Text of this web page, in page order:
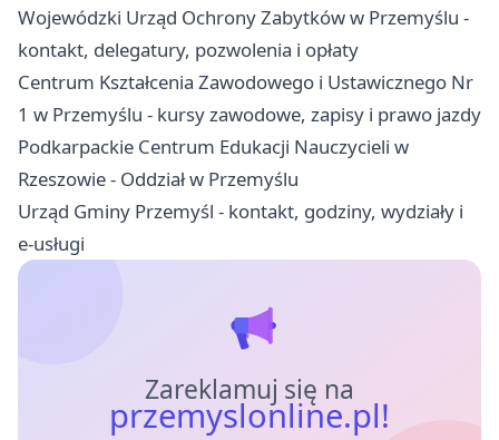
Wojewódzki Urząd Ochrony Zabytków w Przemyślu -
kontakt, delegatury, pozwolenia i opłaty
Centrum Kształcenia Zawodowego i Ustawicznego Nr
1 w Przemyślu - kursy zawodowe, zapisy i prawo jazdy
Podkarpackie Centrum Edukacji Nauczycieli w
Rzeszowie - Oddział w Przemyślu
Urząd Gminy Przemyśl - kontakt, godziny, wydziały i
e-usługi
Zareklamuj się na
przemyslonline.pl!